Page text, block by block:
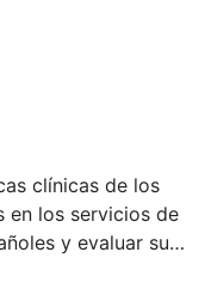
clínicas de los
en los servicios de
y evaluar su
evolución.